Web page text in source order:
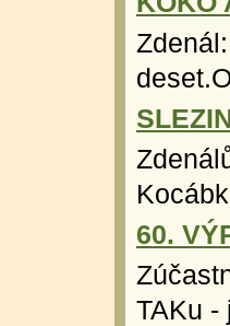
60.
TAKu -